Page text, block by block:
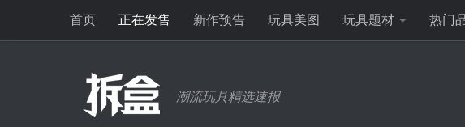
跳至内容首页 正在发售 新作预告 玩具美图 玩具题材 热门
潮流玩具精选速报